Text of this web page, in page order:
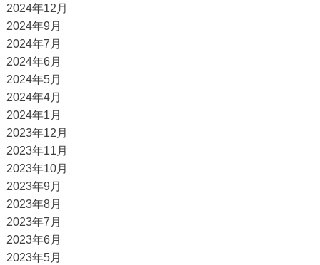
2024年12月
2024年9月
2024年7月
2024年6月
2024年5月
2024年4月
2024年1月
2023年12月
2023年11月
2023年10月
2023年9月
2023年8月
2023年7月
2023年6月
2023年5月